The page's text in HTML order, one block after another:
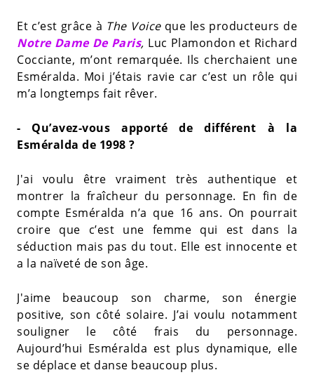
Et c’est grâce à The Voiceque les producteurs de
Notre Dame De Paris, Luc Plamondon et Richard
Cocciante, m’ont remarquée. Ils cherchaient une
Esméralda. Moi j’étais ravie car c’est un rôle qui
m’a longtemps fait rêver.
- Qu’avez-vous apporté de différent à la
Esméralda de 1998 ?
J'ai voulu être vraiment très authentique et
montrer la fraîcheur du personnage. En fin de
compte Esméralda n’a que 16 ans. On pourrait
croire que c’est une femme qui est dans la
séduction mais pas du tout. Elle est innocente et
a la naïveté de son âge.
J'aime beaucoup son charme, son énergie
positive, son côté solaire. J’ai voulu notamment
souligner le côté frais du personnage.
Aujourd’hui Esméralda est plus dynamique, elle
se déplace et danse beaucoup plus.